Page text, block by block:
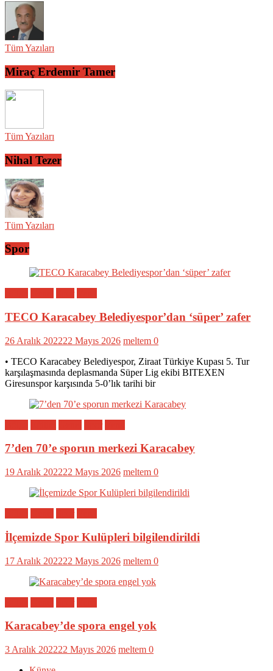
Tüm Yazıları
Miraç Erdemir Tamer
Tüm Yazıları
Nihal Tezer
Tüm Yazıları
Spor
TECO Karacabey Belediyespor’dan ‘süper’ zafer
26 Aralık 202222 Mayıs 2026 meltem 0
• TECO Karacabey Belediyespor, Ziraat Türkiye Kupası 5. Tur
karşılaşmasında deplasmanda Süper Lig ekibi BITEXEN
Giresunspor karşısında 5-0’lık tarihi bir
7’den 70’e sporun merkezi Karacabey
19 Aralık 202222 Mayıs 2026 meltem 0
İlçemizde Spor Kulüpleri bilgilendirildi
17 Aralık 202222 Mayıs 2026 meltem 0
Karacabey’de spora engel yok
3 Aralık 202222 Mayıs 2026 meltem 0